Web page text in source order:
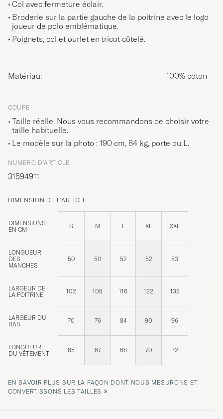
Col avec fermeture éclair.
Broderie sur la partie gauche de la poitrine avec le logo
joueur de polo emblématique.
Poignets, col et ourlet en tricot côtelé.
Matériau: 100% coton
COUPE
Taille réelle. Nous vous recommandons de choisir votre
taille habituelle.
Le modèle sur la photo : 190 cm, 84 kg, porte du L.
NUMÉRO D'ARTICLE
31594911
DIMENSION DE L'ARTICLE
DIMENSIONS
EN CM
S M L XL XXL
LONGUEUR
DES
MANCHES
50 50 52 52 53
LARGEUR DE
LA POITRINE
102 108 116 122 132
LARGEUR DU
BAS
70 76 84 90 96
LONGUEUR
DU VÊTEMENT
65 67 68 70 72
EN SAVOIR PLUS SUR LA FAÇON DONT NOUS MESURONS ET
CONVERTISSONS LES TAILLES »